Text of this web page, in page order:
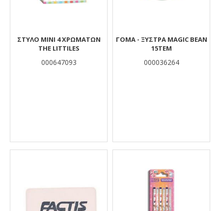
ΣΤΥΛΟ ΜΙΝΙ 4 ΧΡΩΜΑΤΩΝ
THE LITTILES
000647093
ΓΟΜΑ - ΞΥΣΤΡΑ MAGIC BEAN
15ΤΕΜ
000036264